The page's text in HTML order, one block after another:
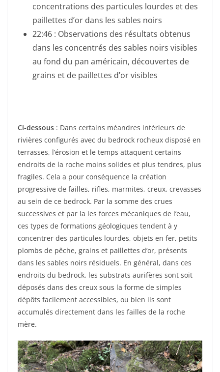
concentrations des particules lourdes et des
paillettes d’or dans les sables noirs
22:46 : Observations des résultats obtenus
dans les concentrés des sables noirs visibles
au fond du pan américain, découvertes de
grains et de paillettes d’or visibles
Ci-dessous : Dans certains méandres intérieurs de
rivières configurés avec du bedrock rocheux disposé en
terrasses, l’érosion et le temps attaquent certains
endroits de la roche moins solides et plus tendres, plus
fragiles. Cela a pour conséquence la création
progressive de failles, rifles, marmites, creux, crevasses
au sein de ce bedrock. Par la somme des crues
successives et par la les forces mécaniques de l’eau,
ces types de formations géologiques tendent à y
concentrer des particules lourdes, objets en fer, petits
plombs de pêche, grains et paillettes d’or, présents
dans les sables noirs résiduels. En général, dans ces
endroits du bedrock, les substrats aurifères sont soit
déposés dans des creux sous la forme de simples
dépôts facilement accessibles, ou bien ils sont
accumulés directement dans les failles de la roche
mère.